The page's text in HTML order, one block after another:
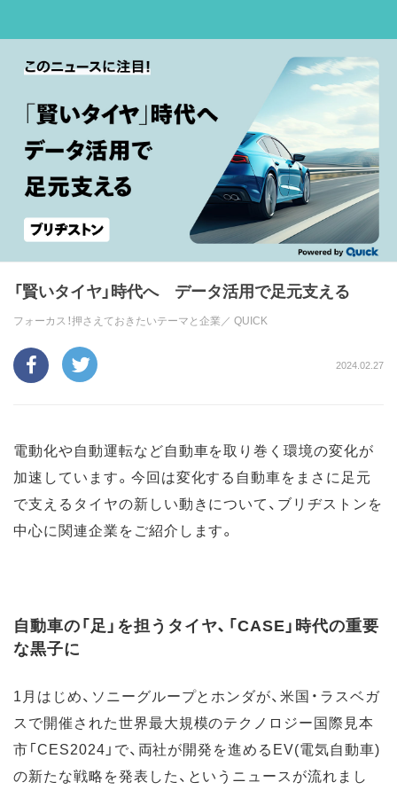
「賢いタイヤ」時代へ データ活用で足元支える
フォーカス！押さえておきたいテーマと企業／ QUICK
2024.02.27
電動化や自動運転など自動車を取り巻く環境の変化が
加速しています。今回は変化する自動車をまさに足元
で支えるタイヤの新しい動きについて、ブリヂストンを
中心に関連企業をご紹介します。
自動車の「足」を担うタイヤ、「CASE」時代の重要
な黒子に
1月はじめ、ソニーグループとホンダが、米国・ラスベガ
スで開催された世界最大規模のテクノロジー国際見本
市「CES2024」で、両社が開発を進めるEV(電気自動車)
の新たな戦略を発表した、というニュースが流れまし